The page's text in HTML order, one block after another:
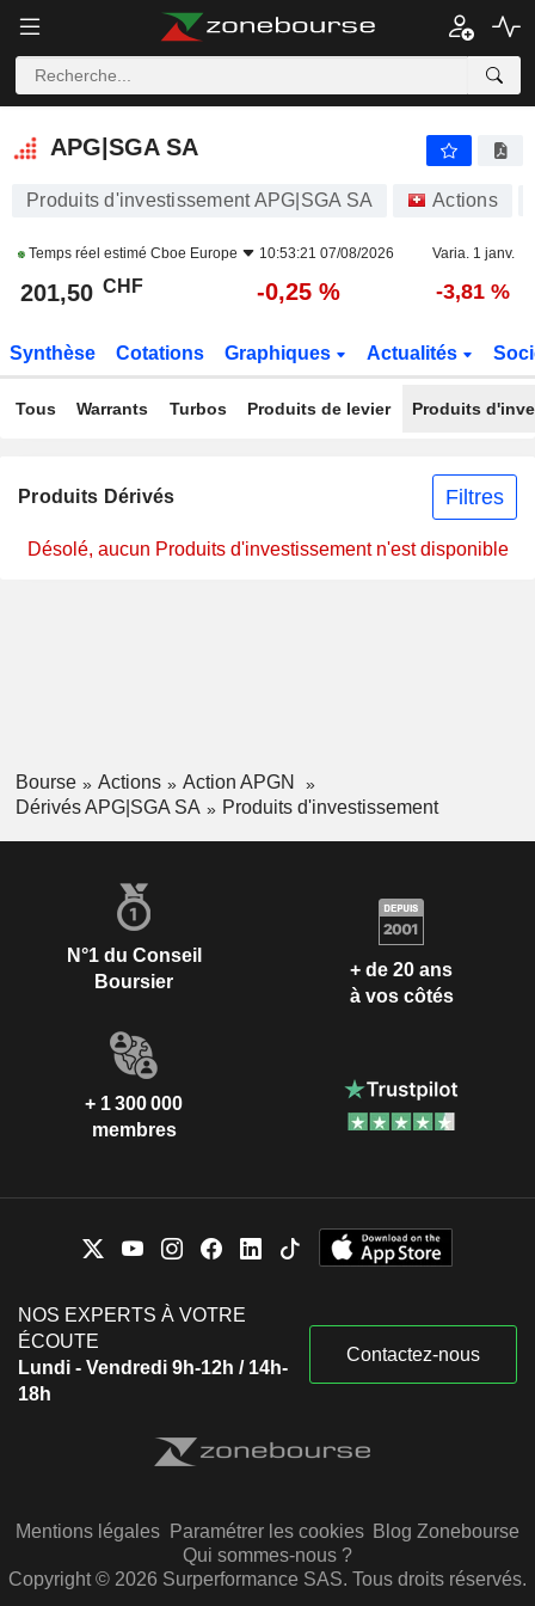
APG|SGA SA
APG|SGA SA
Produits d'investissement APG|SGA SA Actions
Temps réel estimé Cboe Europe 10:53:21 07/08/2026 Varia. 1 janv.
201,50 CHF -0,25 % -3,81 %
Synthèse Cotations Graphiques Actualités
Tous Warrants Turbos Produits de levier Produits
Produits Dérivés Filtres
Désolé, aucun Produits d'investissement n'est disponible
Bourse Actions
Action APGN
Dérivés APG|SGA SA
Produits d'investissement
N°1 du Conseil
Boursier
+ de 20 ans
à vos côtés
+ 1 300 000
membres
NOS EXPERTS À VOTRE
ÉCOUTE
Lundi - Vendredi 9h-12h / 14h-
18h
Contactez-nous
Mentions légales Paramétrer les cookies Blog Zonebourse
Qui sommes-nous ?
Copyright © 2026 Surperformance SAS. Tous droits réservés.